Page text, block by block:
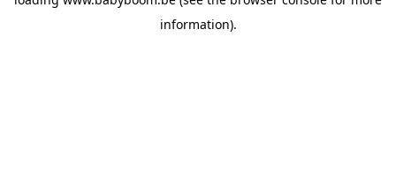
information).